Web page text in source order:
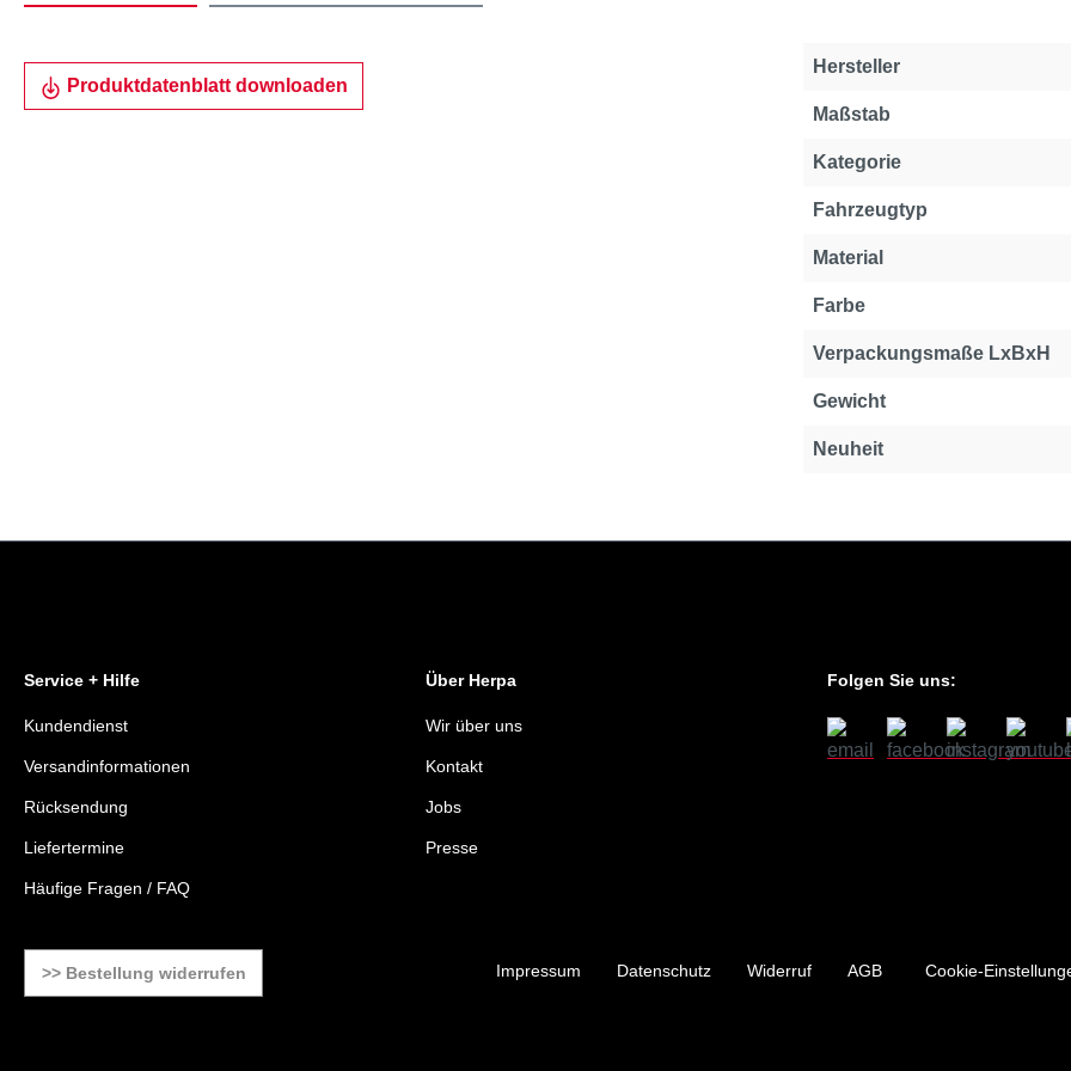
Produktdatenblatt downloaden
Hersteller
Maßstab
Kategorie
Fahrzeugtyp
Material
Farbe
Verpackungsmaße LxBxH
Gewicht
Neuheit
Service + Hilfe
Kundendienst
Versandinformationen
Rücksendung
Liefertermine
Häufige Fragen / FAQ
Über Herpa
Wir über uns
Kontakt
Jobs
Presse
Folgen Sie uns:
>> Bestellung widerrufen Impressum Datenschutz Widerruf AGB Cookie-